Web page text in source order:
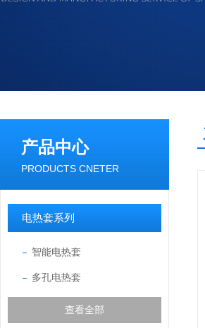
产品中心
PRODUCTS CNETER
电热套系列
智能电热套
多孔电热套
查看全部